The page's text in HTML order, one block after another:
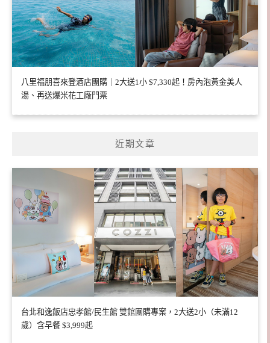
八里福朋喜來登酒店團購｜2大送1小 $7,330起！房內泡黃金美人
湯、再送爆米花工廠門票
近期文章
台北和逸飯店忠孝館/民生館 雙館團購專案，2大送2小（未滿12
歲）含早餐 $3,999起